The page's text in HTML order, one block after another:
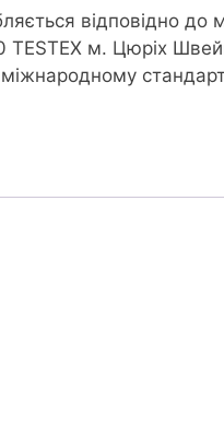
відповідно
TESTEX м. Цюріх
міжнародному